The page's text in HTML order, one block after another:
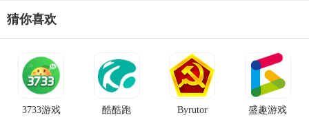
猜你喜欢
3733游戏 酷酷跑 Byrutor 盛趣游戏